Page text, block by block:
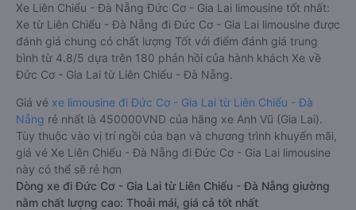
Xe Liên Chiểu - Đà Nẵng Đức Cơ - Gia Lai limousine tốt nhất:
Xe từ Liên Chiểu - Đà Nẵng đi Đức Cơ - Gia Lai limousine được
đánh giá chung có chất lượng Tốt với điểm đánh giá trung
bình từ 4.8/5 dựa trên 180 phản hồi của hành khách Xe về
Đức Cơ - Gia Lai từ Liên Chiểu - Đà Nẵng.
Giá vé xe limousine đi Đức Cơ - Gia Lai từ Liên Chiểu - Đà
Nẵng rẻ nhất là 450000VND của hãng xe Anh Vũ (Gia Lai).
Tùy thuộc vào vị trí ngồi của bạn và chương trình khuyến mãi,
giá vé Xe Liên Chiểu - Đà Nẵng đi Đức Cơ - Gia Lai limousine
này có thể sẽ rẻ hơn
Dòng xe đi Đức Cơ - Gia Lai từ Liên Chiểu - Đà Nẵng giường
nằm chất lượng cao: Thoải mái, giá cả tốt nhất